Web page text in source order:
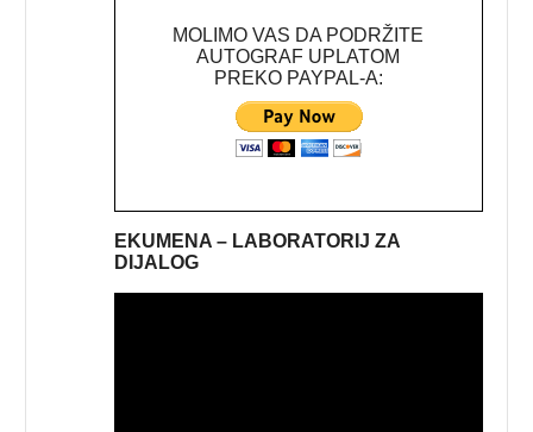
MOLIMO VAS DA PODRŽITE
AUTOGRAF UPLATOM
PREKO PAYPAL-A:
EKUMENA – LABORATORIJ ZA
DIJALOG